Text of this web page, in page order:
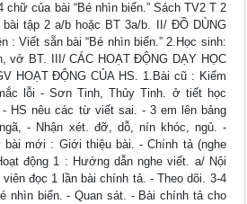
của bài “Bé nhìn biển.” Sách TV2 T 2
tập 2 a/b hoặc BT 3a/b. II/ ĐỒ DÙNG
: Viết sẵn bài “Bé nhìn biển.” 2.Học sinh:
vở BT. III/ CÁC HOẠT ĐỘNG DẠY HỌC
HOẠT ĐỘNG CỦA HS. 1.Bài cũ : Kiểm
lỗi - Sơn Tinh, Thủy Tinh. ở tiết học
HS nêu các từ viết sai. - 3 em lên bảng
- Nhận xét. đỡ, dỗ, nín khóc, ngủ. -
bài mới : Giới thiệu bài. - Chính tả (nghe
động 1 : Hướng dẫn nghe viết. a/ Nội
đọc 1 lần bài chính tả. - Theo dõi. 3-4
nhìn biển. - Quan sát. - Bài chính tả cho